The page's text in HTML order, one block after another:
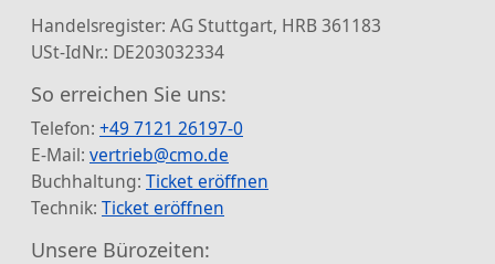
Handelsregister: AG Stuttgart, HRB 361183
USt-IdNr.: DE203032334
So erreichen Sie uns:
Telefon: +49 7121 26197-0
E-Mail: vertrieb@cmo.de
Buchhaltung: Ticket eröffnen
Technik: Ticket eröffnen
Unsere Bürozeiten: